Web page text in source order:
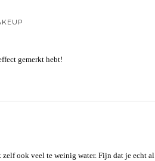
gemerkt hebt!
ook veel te weinig water. Fijn dat je echt